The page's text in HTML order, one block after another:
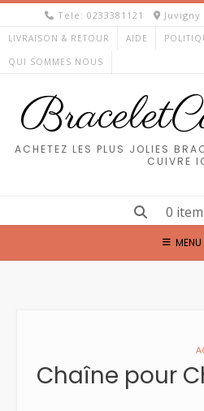
Skip
content
Tele: 0233381121
LIVRAISON & RETOUR AIDE
QUI SOMMES NOUS
ACHETEZ LES PLUS JOLIES
CUIVRE
0
MENU
Chaîne pour